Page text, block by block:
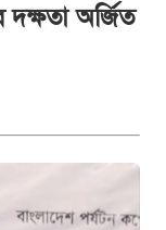
দক্ষতা অর্জিত